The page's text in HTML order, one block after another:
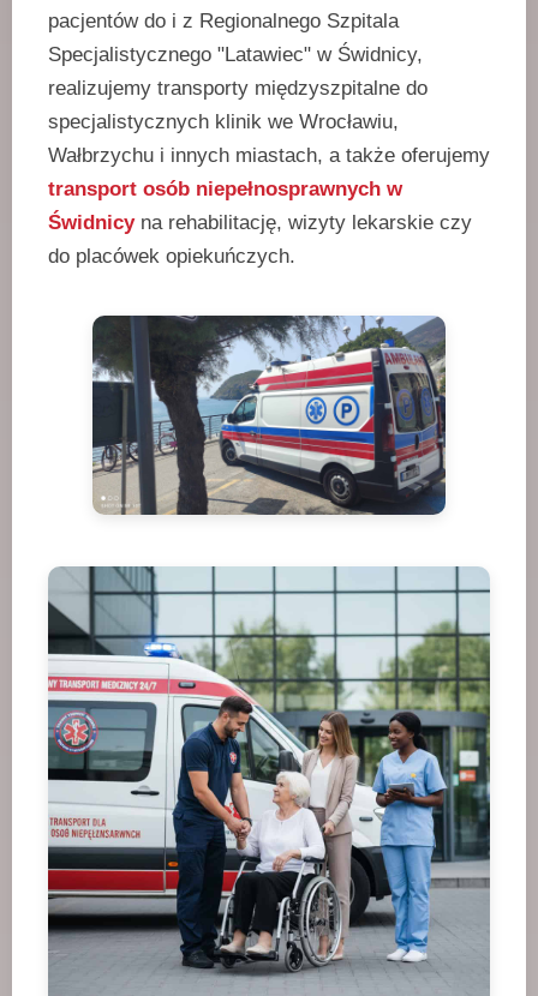
pacjentów do i z Regionalnego Szpitala
Specjalistycznego "Latawiec" w Świdnicy,
realizujemy transporty międzyszpitalne do
specjalistycznych klinik we Wrocławiu,
Wałbrzychu i innych miastach, a także oferujemy
transport osób niepełnosprawnych w
Świdnicyna rehabilitację, wizyty lekarskie czy
do placówek opiekuńczych.